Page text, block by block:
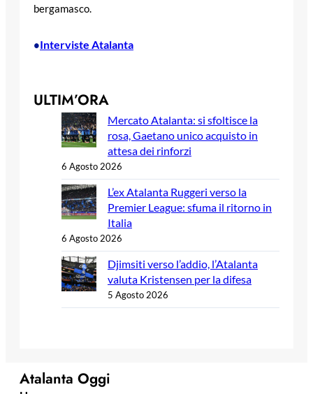
bergamasco.
•Interviste Atalanta
ULTIM’ORA
Mercato Atalanta: si sfoltisce la
rosa, Gaetano unico acquisto in
attesa dei rinforzi
6 Agosto 2026
L’ex Atalanta Ruggeri verso la
Premier League: sfuma il ritorno in
Italia
6 Agosto 2026
Djimsiti verso l’addio, l’Atalanta
valuta Kristensen per la difesa
5 Agosto 2026
Atalanta Oggi